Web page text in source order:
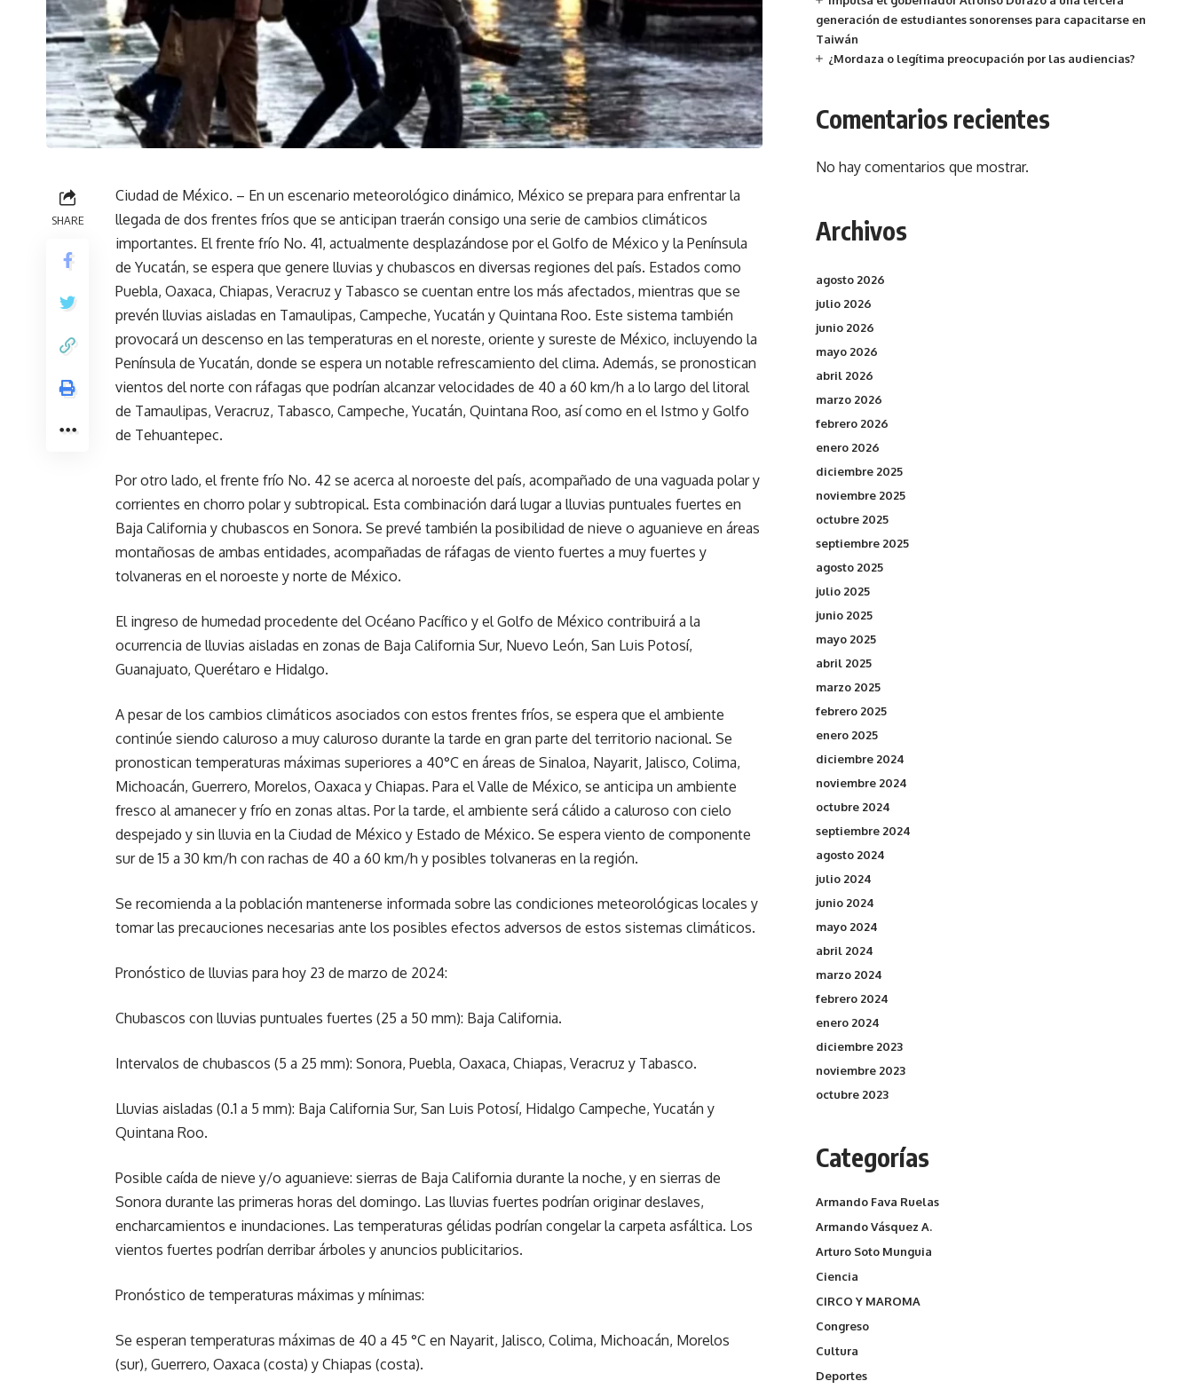
SHARE
Ciudad de México. – En un escenario meteorológico dinámico, México se prepara para enfrentar la
llegada de dos frentes fríos que se anticipan traerán consigo una serie de cambios climáticos
importantes. El frente frío No. 41, actualmente desplazándose por el Golfo de México y la Península
de Yucatán, se espera que genere lluvias y chubascos en diversas regiones del país. Estados como
Puebla, Oaxaca, Chiapas, Veracruz y Tabasco se cuentan entre los más afectados, mientras que se
prevén lluvias aisladas en Tamaulipas, Campeche, Yucatán y Quintana Roo. Este sistema también
provocará un descenso en las temperaturas en el noreste, oriente y sureste de México, incluyendo la
Península de Yucatán, donde se espera un notable refrescamiento del clima. Además, se pronostican
vientos del norte con ráfagas que podrían alcanzar velocidades de 40 a 60 km/h a lo largo del litoral
de Tamaulipas, Veracruz, Tabasco, Campeche, Yucatán, Quintana Roo, así como en el Istmo y Golfo
de Tehuantepec.
Por otro lado, el frente frío No. 42 se acerca al noroeste del país, acompañado de una vaguada polar y
corrientes en chorro polar y subtropical. Esta combinación dará lugar a lluvias puntuales fuertes en
Baja California y chubascos en Sonora. Se prevé también la posibilidad de nieve o aguanieve en áreas
montañosas de ambas entidades, acompañadas de ráfagas de viento fuertes a muy fuertes y
tolvaneras en el noroeste y norte de México.
El ingreso de humedad procedente del Océano Pacífico y el Golfo de México contribuirá a la
ocurrencia de lluvias aisladas en zonas de Baja California Sur, Nuevo León, San Luis Potosí,
Guanajuato, Querétaro e Hidalgo.
A pesar de los cambios climáticos asociados con estos frentes fríos, se espera que el ambiente
continúe siendo caluroso a muy caluroso durante la tarde en gran parte del territorio nacional. Se
pronostican temperaturas máximas superiores a 40°C en áreas de Sinaloa, Nayarit, Jalisco, Colima,
Michoacán, Guerrero, Morelos, Oaxaca y Chiapas. Para el Valle de México, se anticipa un ambiente
fresco al amanecer y frío en zonas altas. Por la tarde, el ambiente será cálido a caluroso con cielo
despejado y sin lluvia en la Ciudad de México y Estado de México. Se espera viento de componente
sur de 15 a 30 km/h con rachas de 40 a 60 km/h y posibles tolvaneras en la región.
Se recomienda a la población mantenerse informada sobre las condiciones meteorológicas locales y
tomar las precauciones necesarias ante los posibles efectos adversos de estos sistemas climáticos.
Pronóstico de lluvias para hoy 23 de marzo de 2024:
Chubascos con lluvias puntuales fuertes (25 a 50 mm): Baja California.
Intervalos de chubascos (5 a 25 mm): Sonora, Puebla, Oaxaca, Chiapas, Veracruz y Tabasco.
Lluvias aisladas (0.1 a 5 mm): Baja California Sur, San Luis Potosí, Hidalgo Campeche, Yucatán y
Quintana Roo.
Posible caída de nieve y/o aguanieve: sierras de Baja California durante la noche, y en sierras de
Sonora durante las primeras horas del domingo. Las lluvias fuertes podrían originar deslaves,
encharcamientos e inundaciones. Las temperaturas gélidas podrían congelar la carpeta asfáltica. Los
vientos fuertes podrían derribar árboles y anuncios publicitarios.
Pronóstico de temperaturas máximas y mínimas:
Se esperan temperaturas máximas de 40 a 45 °C en Nayarit, Jalisco, Colima, Michoacán, Morelos
(sur), Guerrero, Oaxaca (costa) y Chiapas (costa).
generación de estudiantes sonorenses para capacitarse en
Taiwán
¿Mordaza o legítima preocupación por las audiencias?
Comentarios recientes
No hay comentarios que mostrar.
Archivos
agosto 2026
julio 2026
junio 2026
mayo 2026
abril 2026
marzo 2026
febrero 2026
enero 2026
diciembre 2025
noviembre 2025
octubre 2025
septiembre 2025
agosto 2025
julio 2025
junio 2025
mayo 2025
abril 2025
marzo 2025
febrero 2025
enero 2025
diciembre 2024
noviembre 2024
octubre 2024
septiembre 2024
agosto 2024
julio 2024
junio 2024
mayo 2024
abril 2024
marzo 2024
febrero 2024
enero 2024
diciembre 2023
noviembre 2023
octubre 2023
Categorías
Armando Fava Ruelas
Armando Vásquez A.
Arturo Soto Munguia
Ciencia
CIRCO Y MAROMA
Congreso
Cultura
Deportes